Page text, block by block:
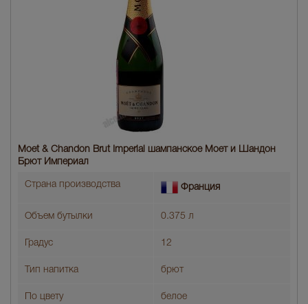
Moet & Chandon Brut Imperial шампанское Моет и Шандон
Брют Империал
Страна производства Франция
Объем бутылки 0.375 л
Градус 12
Тип напитка брют
По цвету белое